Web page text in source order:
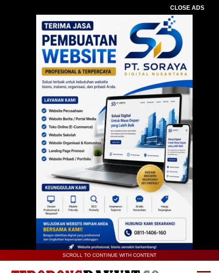
CLOSE ADS
SCROLL TO CONTINUE WITH CONTENT